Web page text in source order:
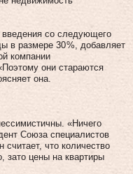
введения со следующего
в размере 30 %, добавляет
компании
они стараются
она.
«Ничего
Союза специалистов
что количество
зато цены на квартиры